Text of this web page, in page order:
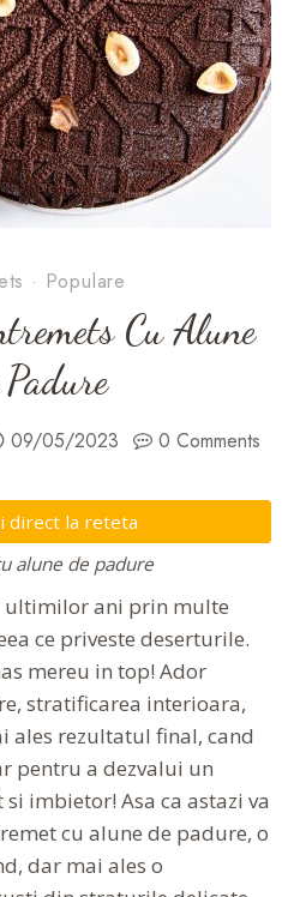
· Populare
Cu Alune
09/05/2023 0 Comments
direct la reteta
alune de padure
ultimilor ani prin multe
ce priveste deserturile.
mereu in top! Ador
stratificarea interioara,
ales rezultatul final, cand
pentru a dezvalui un
imbietor! Asa ca astazi va
cu alune de padure, o
dar mai ales o